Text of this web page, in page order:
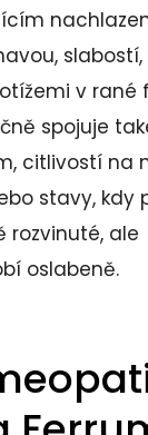
v rané
spojuje
citlivostí na
stavy, kdy
rozvinuté, ale
oslabeně.